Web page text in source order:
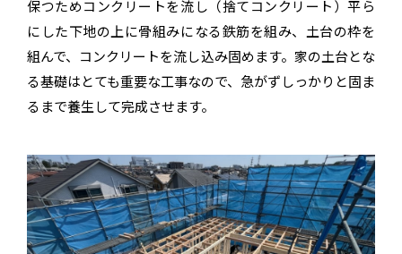
保つためコンクリートを流し（捨てコンクリート）平ら
にした下地の上に骨組みになる鉄筋を組み、土台の枠を
組んで、 コンクリートを流し込み固めます。 家の土台とな
る基礎はとても重要な工事なので、 急がずしっかりと固ま
るまで養生して完成させます。